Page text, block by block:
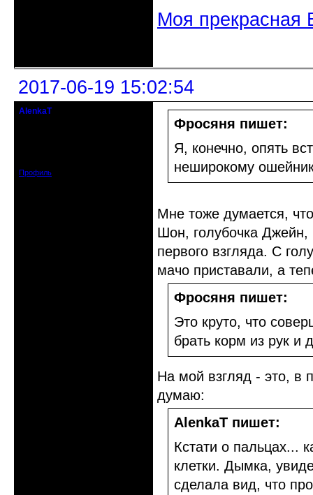
Моя прекрасная
2017-06-19 15:02:54
AlenkaT
Профиль
Фросяня пишет:
Я, конечно, опять
неширокому
Мне тоже думается,
Шон, голубочка
первого взгляда. С
мачо приставали, а
Фросяня пишет:
Это круто, что
брать корм из рук и
На мой взгляд - это, в
думаю:
AlenkaT пишет:
Кстати о пальцах...
клетки. Дымка,
сделала вид, что